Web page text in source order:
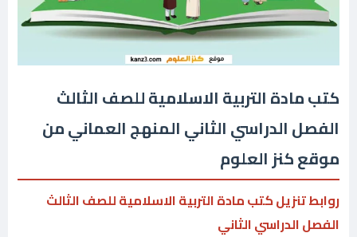
كتب مادة التربية الاسلامية للصف الثالث
الفصل الدراسي الثاني المنهج العماني من
موقع كنز العلوم
روابط تنزيل كتب مادة التربية الاسلامية للصف الثالث
الفصل الدراسي الثاني